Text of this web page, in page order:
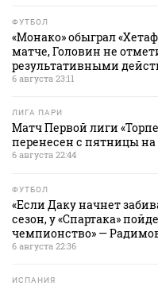
ФУТБОЛ
«Монако» обыграл
матче, Головин не
результативными
6 августа 23:11
ЛИГА ПАРИ
Матч Первой лиги
перенесен с пятницы на
6 августа 22:44
ФУТБОЛ
«Если Даку начнет
сезон, у «Спартака»
чемпионство» —
6 августа 22:36
ИСПАНИЯ